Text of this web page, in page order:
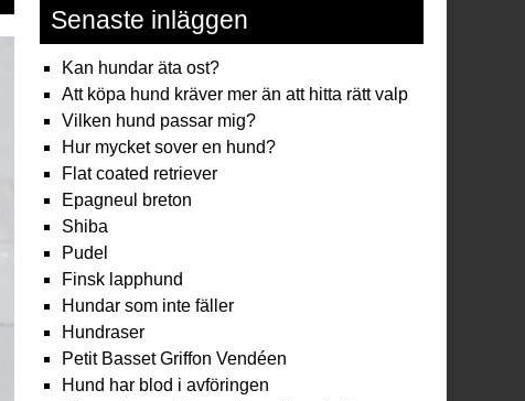
Senaste inläggen
Kan hundar äta ost?
Att köpa hund kräver mer än att hitta rätt valp
Vilken hund passar mig?
Hur mycket sover en hund?
Flat coated retriever
Epagneul breton
Shiba
Pudel
Finsk lapphund
Hundar som inte fäller
Hundraser
Petit Basset Griffon Vendéen
Hund har blod i avföringen